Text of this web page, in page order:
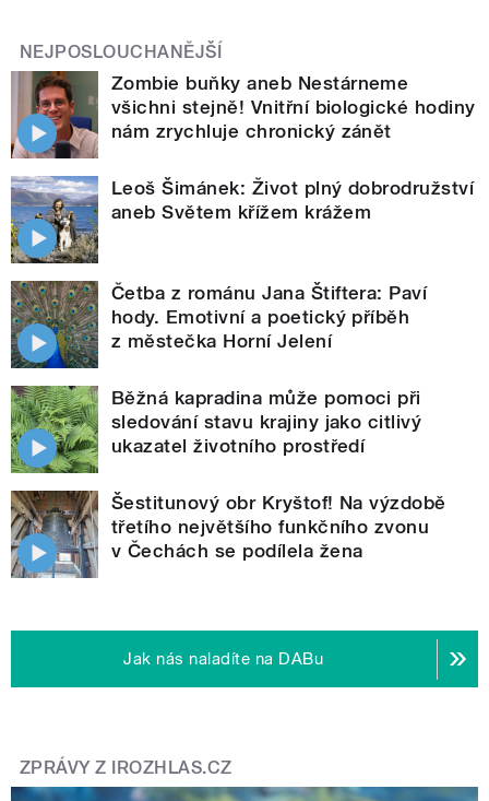
NEJPOSLOUCHANĚJŠÍ
Zombie buňky aneb Nestárneme
všichni stejně! Vnitřní biologické hodiny
nám zrychluje chronický zánět
Leoš Šimánek: Život plný dobrodružství
aneb Světem křížem krážem
Četba z románu Jana Štiftera: Paví
hody. Emotivní a poetický příběh
z městečka Horní Jelení
Běžná kapradina může pomoci při
sledování stavu krajiny jako citlivý
ukazatel životního prostředí
Šestitunový obr Kryštof! Na výzdobě
třetího největšího funkčního zvonu
v Čechách se podílela žena
Jak nás naladíte na DABu
ZPRÁVY Z IROZHLAS.CZ